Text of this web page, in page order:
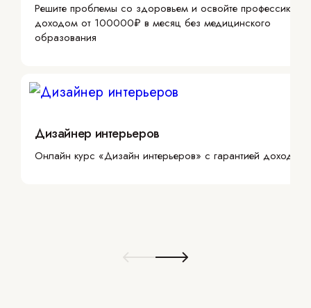
Решите проблемы со здоровьем и освойте профессию с
доходом от 100000₽ в месяц без медицинского
образования
Дизайнер интерьеров
Онлайн курс «Дизайн интерьеров» с гарантией дохода